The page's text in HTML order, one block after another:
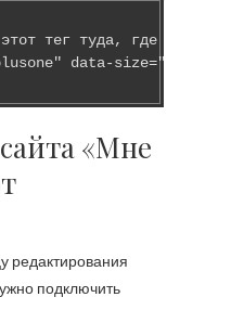
тег туда, где должна
«Мне
редактирования
подключить